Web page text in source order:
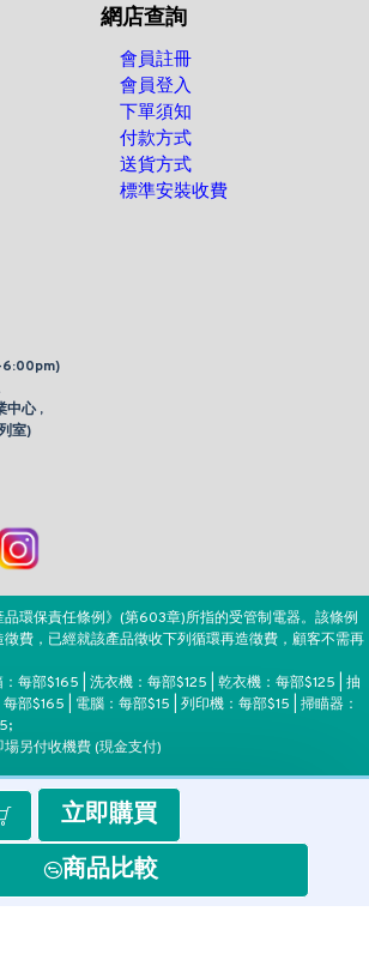
立即購買
商品比較
網店查詢
會員註冊
會員登入
下單須知
付款方式
送貨方式
標準安裝收費
中心 ,
室)
環保責任條例》(第603章)所指的受管制電器。該條例
費，已經就該產品徵收下列循環再造徵費，顧客不需再
每部$165 | 洗衣機：每部$125 | 乾衣機：每部$125 | 抽
部$165 | 電腦：每部$15 | 列印機：每部$15 | 掃瞄器：
另付收機費 (現金支付)